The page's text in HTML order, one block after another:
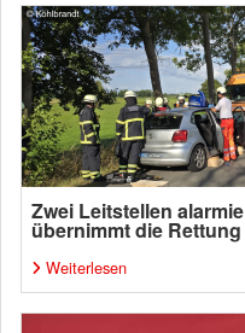
Zwei Leitstellen
übernimmt die Rettung
Weiterlesen